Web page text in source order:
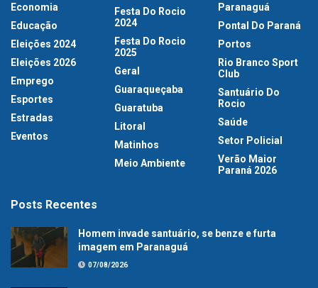
Economia
Educação
Eleições 2024
Eleições 2026
Emprego
Esportes
Estradas
Eventos
Festa Do Rocio
2024
Festa Do Rocio
2025
Geral
Guaraqueçaba
Guaratuba
Litoral
Matinhos
Meio Ambiente
Paranaguá
Pontal Do Paraná
Portos
Rio Branco Sport
Club
Santuário Do
Rocio
Saúde
Setor Policial
Verão Maior
Paraná 2026
Posts Recentes
Homem invade santuário, se benze e furta
imagem em Paranaguá
07/08/2026